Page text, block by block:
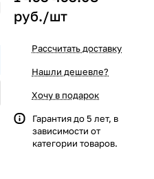
руб./шт
Рассчитать доставку
Нашли дешевле?
Хочу в подарок
Гарантия до 5 лет, в
зависимости от
категории товаров.